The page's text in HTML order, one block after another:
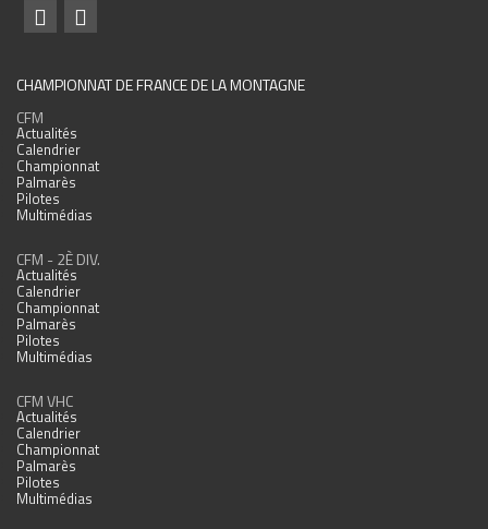
CHAMPIONNAT DE FRANCE DE LA MONTAGNE
CFM
Actualités
Calendrier
Championnat
Palmarès
Pilotes
Multimédias
CFM - 2È DIV.
Actualités
Calendrier
Championnat
Palmarès
Pilotes
Multimédias
CFM VHC
Actualités
Calendrier
Championnat
Palmarès
Pilotes
Multimédias